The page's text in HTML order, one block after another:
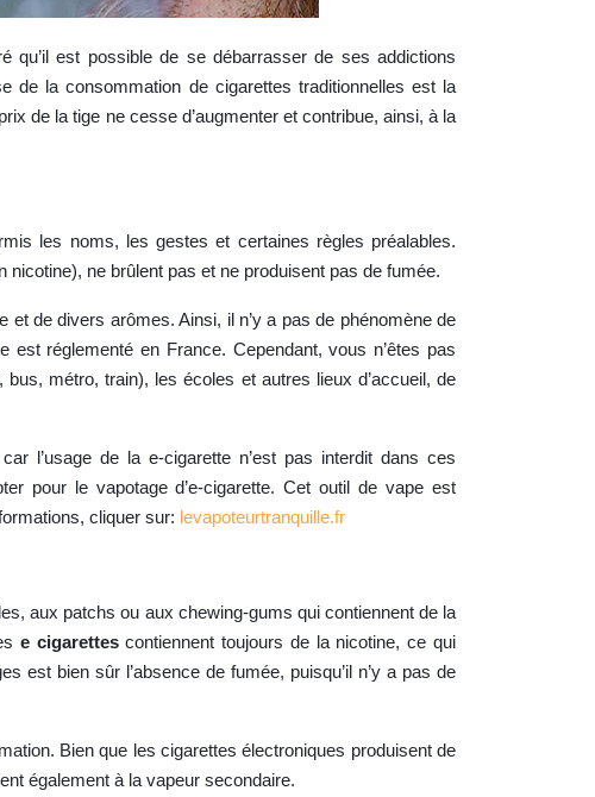
qu’il est possible de se débarrasser de ses addictions
de la consommation de cigarettes traditionnelles est la
de la tige ne cesse d’augmenter et contribue, ainsi, à la
les noms, les gestes et certaines règles préalables.
ne brûlent pas et ne produisent pas de fumée.
de divers arômes. Ainsi, il n’y a pas de phénomène de
réglementé en France. Cependant, vous n’êtes pas
métro, train), les écoles et autres lieux d’accueil, de
l’usage de la e-cigarette n’est pas interdit dans ces
pour le vapotage d’e-cigarette. Cet outil de vape est
cliquer sur: levapoteurtranquille.fr
aux patchs ou aux chewing-gums qui contiennent de la
e cigarettescontiennent toujours de la nicotine, ce qui
est bien sûr l’absence de fumée, puisqu’il n’y a pas de
Bien que les cigarettes électroniques produisent de
également à la vapeur secondaire.